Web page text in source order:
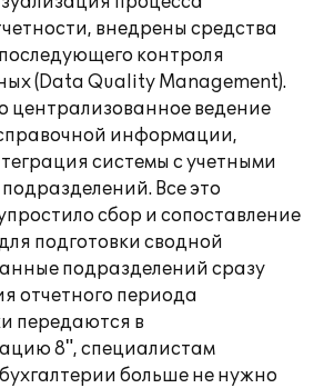
внедрены средства
контроля
(Data Quality Management).
централизованное ведение
информации,
системы с учетными
Все это
сбор и сопоставление
подготовки сводной
подразделений сразу
отчетного периода
передаются в
8", специалистам
больше не нужно